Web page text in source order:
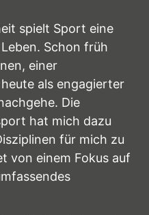
spielt Sport eine
Schon früh
einer
als engagierter
Die
hat mich dazu
für mich zu
von einem Fokus auf